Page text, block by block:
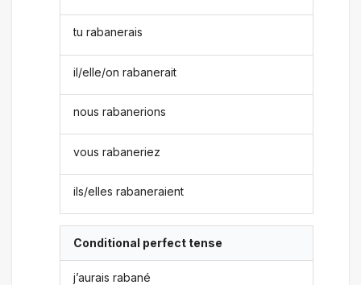
tu rabanerais
il/elle/on rabanerait
nous rabanerions
vous rabaneriez
ils/elles rabaneraient
Conditional perfect tense
j’aurais rabané